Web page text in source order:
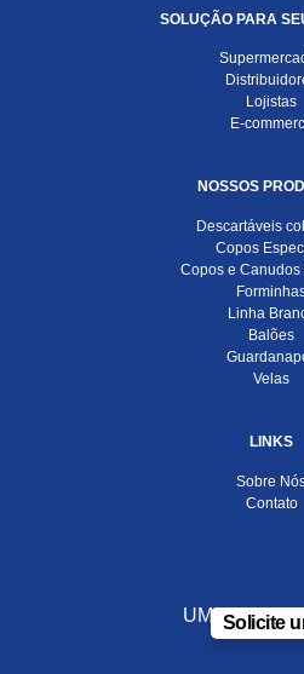
SOLUÇÃO PARA
Lojistas
E-
NOSSOS
Descartáveis
Copos
Copos e Canudos
Linha
Balões
Velas
LINKS
Sobre
Contato
UMASolicite